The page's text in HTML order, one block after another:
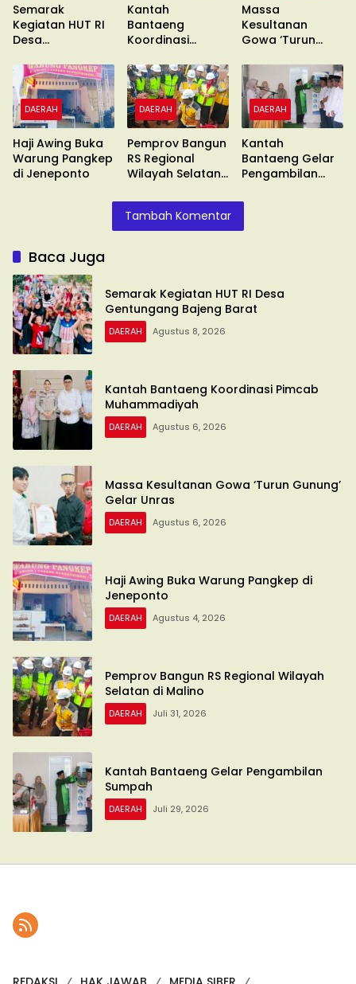
Semarak
Kegiatan HUT RI
Desa
Bajeng Barat
Kantah
Bantaeng
Koordinasi
Muhammadiyah
Massa
Kesultanan
Gowa ‘Turun
Unras
DAERAH
Haji Awing Buka
Warung Pangkep
di Jeneponto
DAERAH
Pemprov Bangun
RS Regional
Wilayah Selatan
DAERAH
Kantah
Bantaeng Gelar
Pengambilan
Tambah Komentar
Baca Juga
Semarak Kegiatan HUT RI Desa
Gentungang Bajeng Barat
DAERAH Agustus 8, 2026
Kantah Bantaeng Koordinasi Pimcab
Muhammadiyah
DAERAH Agustus 6, 2026
Massa Kesultanan Gowa ‘Turun Gunung’
Gelar Unras
DAERAH Agustus 6, 2026
Haji Awing Buka Warung Pangkep di
Jeneponto
DAERAH Agustus 4, 2026
Pemprov Bangun RS Regional Wilayah
Selatan di Malino
DAERAH Juli 31, 2026
Kantah Bantaeng Gelar Pengambilan
Sumpah
DAERAH Juli 29, 2026